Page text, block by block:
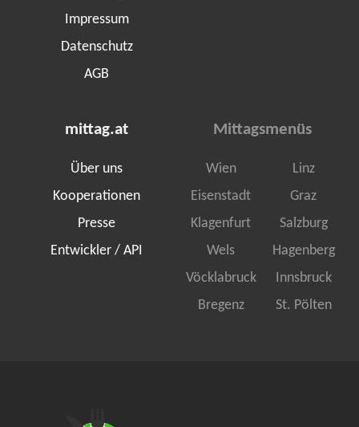
Impressum
Datenschutz
AGB
mittag.at
Über uns
Kooperationen
Presse
Entwickler / API
Mittagsmenüs
Wien
Linz
Eisenstadt
Graz
Klagenfurt
Salzburg
Wels
Hagenberg
Vöcklabruck
Innsbruck
Bregenz
St. Pölten